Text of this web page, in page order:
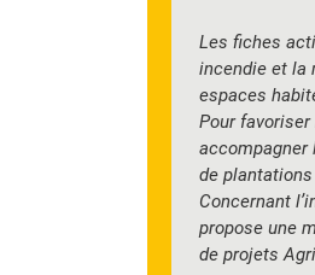
Les fiches
incendie et la
espaces
Pour
accompagner
de
Concernant
propose une
de projets